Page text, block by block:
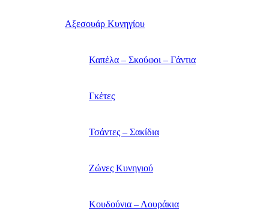
Αξεσουάρ Κυνηγίου
Καπέλα – Σκούφοι – Γάντια
Γκέτες
Τσάντες – Σακίδια
Ζώνες Κυνηγιού
Κουδούνια – Λουράκια